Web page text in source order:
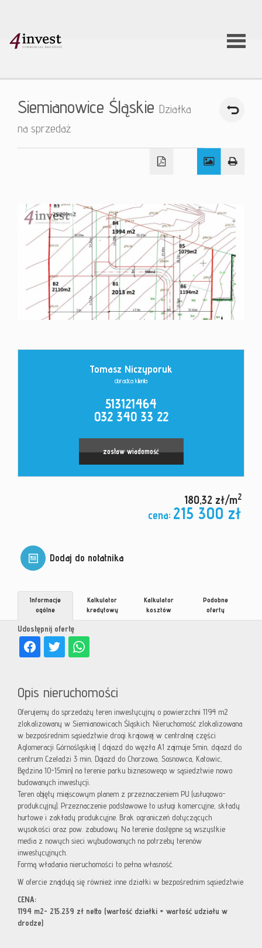
O firmie
Oferty
Kontakt
Siemianowice Śląskie Działka
na sprzedaż
Tomasz Niczyporuk
doradca klienta
513121464
032 340 33 22
zostaw wiadomość
180,32 zł/m2
cena: 215 300 zł
Dodaj do notatnika
Udostępnij ofertę
Informacje
ogólne
Kalkulator
kredytowy
Kalkulator
kosztów
Podobne
oferty
Opis nieruchomości
Oferujemy do sprzedaży teren inwestycyjny o powierzchni 1194 m2
zlokalizowany w Siemianowicach Śląskich. Nieruchomość zlokalizowana
w bezpośrednim sąsiedztwie drogi krajowej w centralnej części
Aglomeracji Górnośląskiej ( dojazd do węzła A1 zajmuje 5min, dojazd do
centrum Czeladzi 3 min, Dojazd do Chorzowa, Sosnowca, Katowic,
Będzina 10-15min) na terenie parku biznesowego w sąsiedztwie nowo
budowanych inwestycji.
Teren objęty miejscowym planem z przeznaczeniem PU (usługowo-
produkcyjny). Przeznaczenie podstawowe to usługi komercyjne, składy
hurtowe i zakłady produkcyjne. Brak ograniczeń dotyczących
wysokości oraz pow. zabudowy. Na terenie dostępne są wszystkie
media z nowych sieci wybudowanych na potrzeby terenów
inwestycyjnych.
Formą władania nieruchomości to pełna własność.
W ofercie znajdują się również inne działki w bezpośrednim sąsiedztwie
CENA:
1194 m2- 215.239 zł netto (wartość działki + wartość udziału w
drodze)